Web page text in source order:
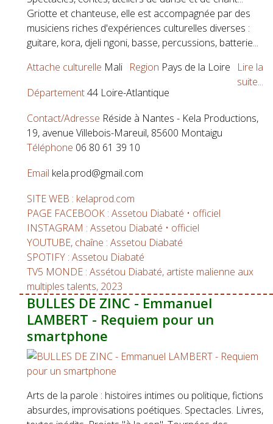
Griotte et chanteuse, elle est accompagnée par des
musiciens riches d'expériences culturelles diverses :
guitare, kora, djeli ngoni, basse, percussions, batterie...
Attache culturelle Mali Region Pays de la Loire
Département44 Loire-Atlantique
Contact/Adresse Réside à Nantes - Kela Productions,
19, avenue Villebois-Mareuil, 85600 Montaigu
Téléphone 06 80 61 39 10
Email kela.prod@gmail.com
SITE WEB : kelaprod.com
PAGE FACEBOOK : Assetou Diabaté • officiel
INSTAGRAM : Assetou Diabaté • officiel
YOUTUBE, chaîne : Assetou Diabaté
SPOTIFY : Assetou Diabaté
TV5 MONDE : Assétou Diabaté, artiste malienne aux
multiples talents, 2023
Lire la
suite...
BULLES DE ZINC - Emmanuel
LAMBERT - Requiem pour un
smartphone​​
Arts de la parole : histoires intimes ou politique, fictions
absurdes, improvisations poétiques. Spectacles. Livres,